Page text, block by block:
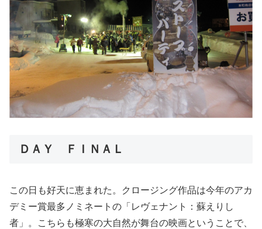
ＤＡＹ ＦＩＮＡＬ
この日も好天に恵まれた。クロージング作品は今年のアカ
デミー賞最多ノミネートの「レヴェナント：蘇えりし
者」。こちらも極寒の大自然が舞台の映画ということで、